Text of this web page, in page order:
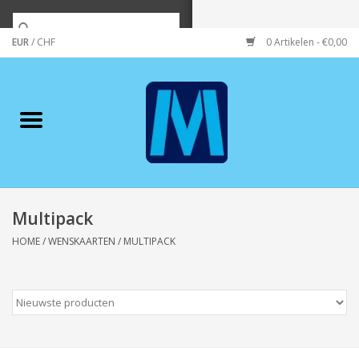
EUR/ CHF 0 Artikelen - €0,00
Merken
Wonen/koken/huishouden
Wenskaarten
Multipack
HOME/WENSKAARTEN / MULTIPACK